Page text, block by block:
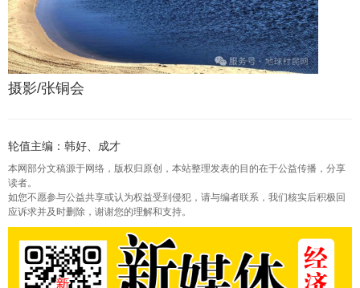
摄影/张铜会
轮值主编：韩好、成才
本网部分文稿源于网络，版权归原创，本站整理发表的目的在于公益传播，分享
读者。
如您不愿参与公益共享或认为权益受到侵犯，请与编者联系，我们核实后积极回
应诉求并及时删除，谢谢您的理解和支持。